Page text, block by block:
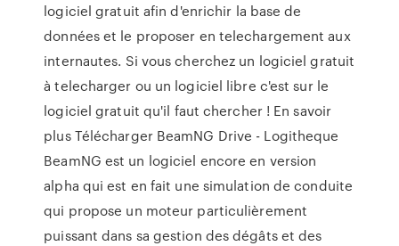
logiciel gratuit afin d'enrichir la base de
données et le proposer en telechargement aux
internautes. Si vous cherchez un logiciel gratuit
à telecharger ou un logiciel libre c'est sur le
logiciel gratuit qu'il faut chercher ! En savoir
plus Télécharger BeamNG Drive - Logitheque
BeamNG est un logiciel encore en version
alpha qui est en fait une simulation de conduite
qui propose un moteur particulièrement
puissant dans sa gestion des dégâts et des